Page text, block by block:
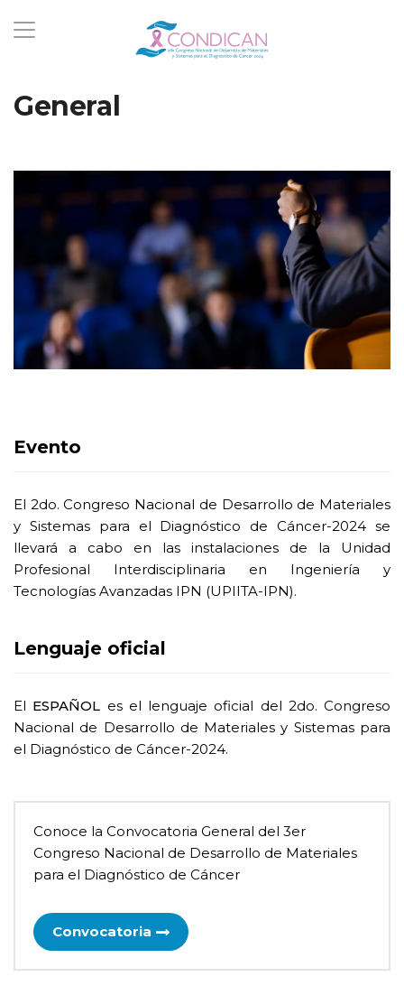
General
Evento
El 2do. Congreso Nacional de Desarrollo de Materiales
y Sistemas para el Diagnóstico de Cáncer-2024 se
llevará a cabo en las instalaciones de la Unidad
Profesional Interdisciplinaria en Ingeniería y
Tecnologías Avanzadas IPN (UPIITA-IPN).
Lenguaje oficial
El ESPAÑOL es el lenguaje oficial del 2do. Congreso
Nacional de Desarrollo de Materiales y Sistemas para
el Diagnóstico de Cáncer-2024.
Conoce la Convocatoria General del 3er
Congreso Nacional de Desarrollo de Materiales
para el Diagnóstico de Cáncer
Convocatoria